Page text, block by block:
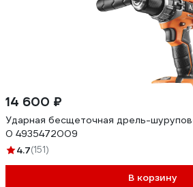
14 600 ₽
Ударная бесщеточная дрель-
0 4935472009
4.7(151)
В корзину